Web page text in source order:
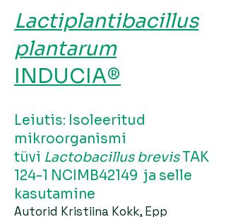
Lactiplantibacillus
plantarum
INDUCIA®
Leiutis: Isoleeritud
mikroorganismi
tüvi Lactobacillus brevisTAK
124-1 NCIMB42149 ja selle
kasutamine
Autorid Kristiina Kokk, Epp